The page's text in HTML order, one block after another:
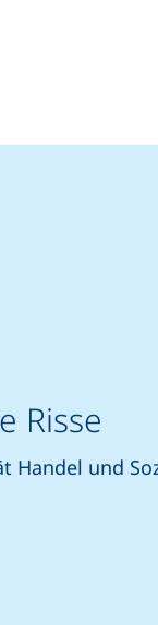
Risse
Handel und
wenn Ihr